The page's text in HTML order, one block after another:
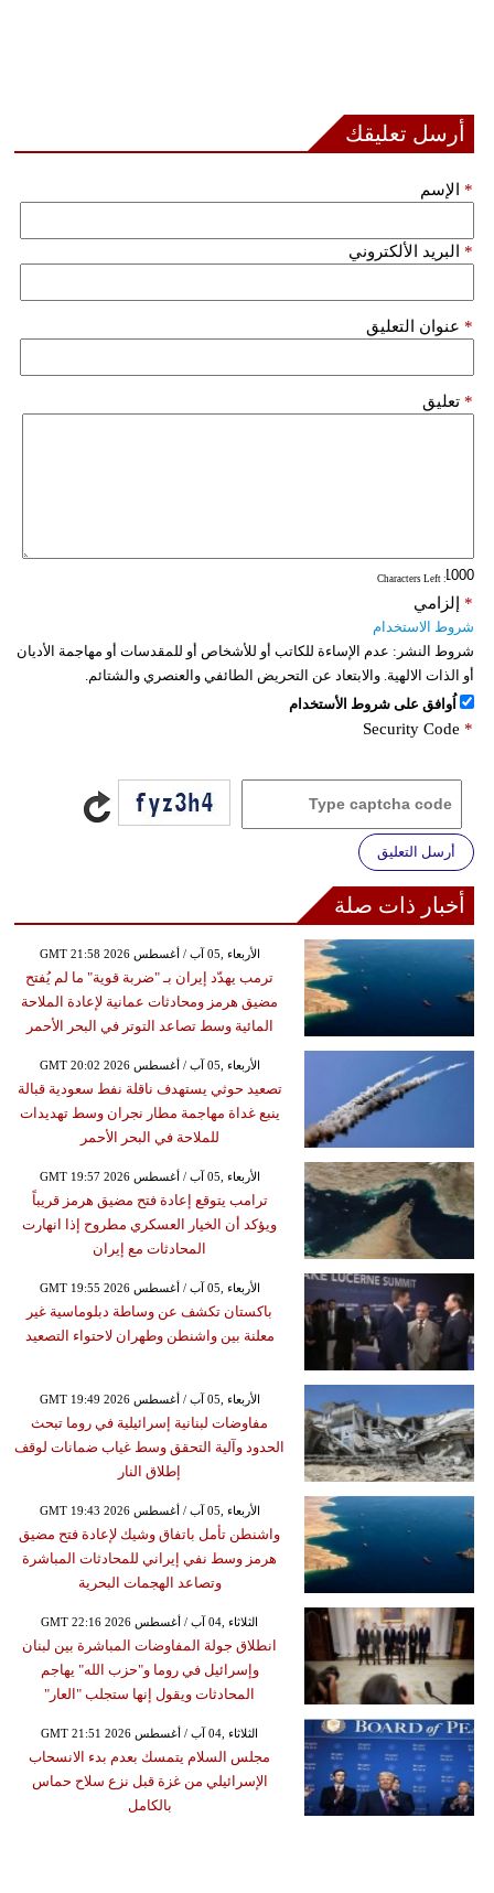
أرسل تعليقك
الإسم *
البريد الألكتروني *
عنوان التعليق *
تعليق *
: Characters Left
إلزامي *
شروط الاستخدام
شروط النشر: عدم الإساءة للكاتب أو للأشخاص أو للمقدسات أو مهاجمة الأديان
أو الذات الالهية. والابتعاد عن التحريض الطائفي والعنصري والشتائم.
اُوافق على شروط الأستخدام
Security Code *
أرسل التعليق
أخبار ذات صلة
GMT 21:58 2026 الأربعاء ,05 آب / أغسطس
ترمب يهدّد إيران بـ "ضربة قوية" ما لم يُفتح
مضيق هرمز ومحادثات عمانية لإعادة الملاحة
المائية وسط تصاعد التوتر في البحر الأحمر
GMT 20:02 2026 الأربعاء ,05 آب / أغسطس
تصعيد حوثي يستهدف ناقلة نفط سعودية قبالة
ينبع غداة مهاجمة مطار نجران وسط تهديدات
للملاحة في البحر الأحمر
GMT 19:57 2026 الأربعاء ,05 آب / أغسطس
ترامب يتوقع إعادة فتح مضيق هرمز قريباً
ويؤكد أن الخيار العسكري مطروح إذا انهارت
المحادثات مع إيران
GMT 19:55 2026 الأربعاء ,05 آب / أغسطس
باكستان تكشف عن وساطة دبلوماسية غير
معلنة بين واشنطن وطهران لاحتواء التصعيد
GMT 19:49 2026 الأربعاء ,05 آب / أغسطس
مفاوضات لبنانية إسرائيلية في روما تبحث
الحدود وآلية التحقق وسط غياب ضمانات لوقف
إطلاق النار
GMT 19:43 2026 الأربعاء ,05 آب / أغسطس
واشنطن تأمل باتفاق وشيك لإعادة فتح مضيق
هرمز وسط نفي إيراني للمحادثات المباشرة
وتصاعد الهجمات البحرية
GMT 22:16 2026 الثلاثاء ,04 آب / أغسطس
انطلاق جولة المفاوضات المباشرة بين لبنان
وإسرائيل في روما و"حزب الله" يهاجم
المحادثات ويقول إنها ستجلب "العار"
GMT 21:51 2026 الثلاثاء ,04 آب / أغسطس
مجلس السلام يتمسك بعدم بدء الانسحاب
الإسرائيلي من غزة قبل نزع سلاح حماس
بالكامل